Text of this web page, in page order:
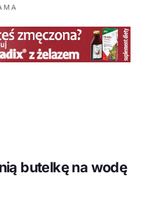
butelkę na wodę